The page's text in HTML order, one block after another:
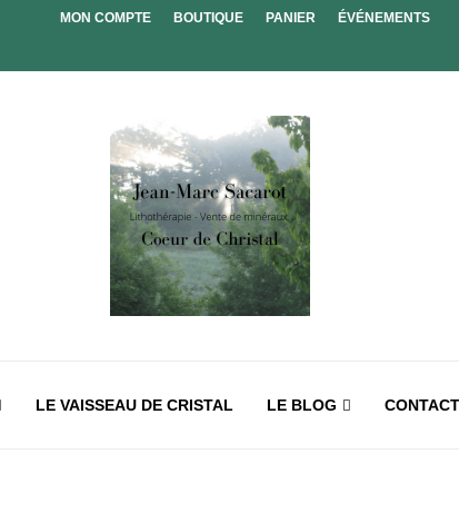
MON COMPTE BOUTIQUE PANIER ÉVÉNEMENTS
LE VAISSEAU DE CRISTAL LE BLOG CONTACT